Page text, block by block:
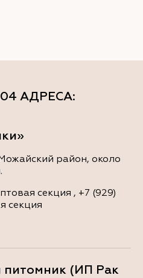
АДРЕСА:
район, около
секция , +7 (929)
секция
питомник (ИП Рак